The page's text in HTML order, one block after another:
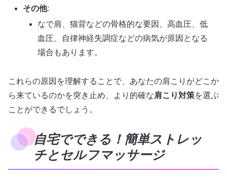
その他:
なで肩、猫背などの骨格的な要因、高血圧、低
血圧、自律神経失調症などの病気が原因となる
場合もあります。
これらの原因を理解することで、あなたの肩こりがどこか
ら来ているのかを突き止め、より的確な肩こり対策を選ぶ
ことができるでしょう。
自宅でできる！簡単ストレッ
チとセルフマッサージ